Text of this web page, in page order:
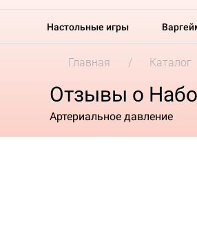
Настольные игры
Главная Каталог
Отзывы о
Артериальное давление